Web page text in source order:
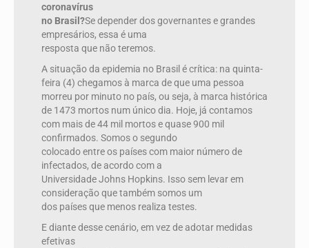
coronavírus
no Brasil?Se depender dos governantes e grandes
empresários, essa é uma
resposta que não teremos.
A situação da epidemia no Brasil é crítica: na quinta-
feira (4) chegamos à marca de que uma pessoa
morreu por minuto no país, ou seja, à marca histórica
de 1473 mortos num único dia. Hoje, já contamos
com mais de 44 mil mortos e quase 900 mil
confirmados. Somos o segundo
colocado entre os países com maior número de
infectados, de acordo com a
Universidade Johns Hopkins. Isso sem levar em
consideração que também somos um
dos países que menos realiza testes.
E diante desse cenário, em vez de adotar medidas
efetivas